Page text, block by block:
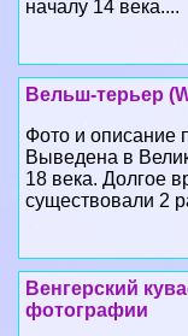
началу 14 века....
Вельш-терьер
Фото и описание
Выведена в
18 века. Долгое
существовали 2
Венгерский
фотографии